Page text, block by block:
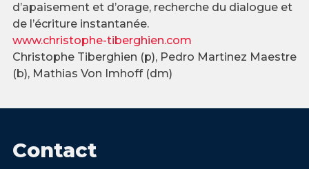
d’apaisement et d’orage, recherche du dialogue et
de l’écriture instantanée.
www.christophe-tiberghien.com
Christophe Tiberghien (p), Pedro Martinez Maestre
(b), Mathias Von Imhoff (dm)
Contact